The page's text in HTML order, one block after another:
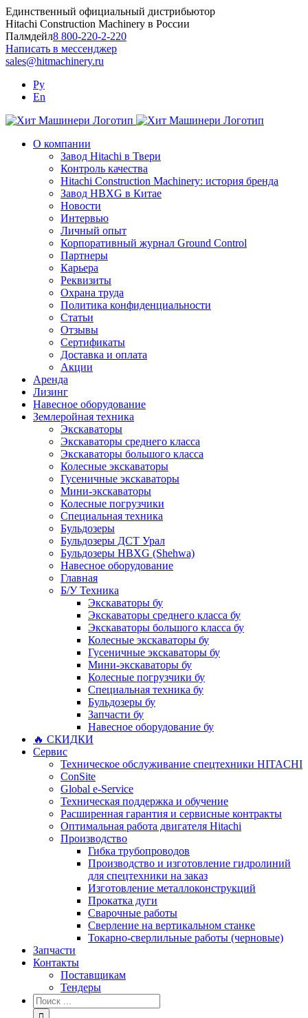
Skip
to
content
Единственный официальный дистрибьютор
Hitachi Construction Machinery в России
Палмдейл8 800-220-2-220
Написать в мессенджер
sales@hitmachinery.ru
Ру
En
О компании
Завод Hitachi в Твери
Контроль качества
Hitachi Construction Machinery: история бренда
Завод HBXG в Китае
Новости
Интервью
Личный опыт
Корпоративный журнал Ground Control
Партнеры
Карьера
Реквизиты
Охрана труда
Политика конфиденциальности
Статьи
Отзывы
Сертификаты
Доставка и оплата
Акции
Аренда
Лизинг
Навесное оборудование
Землеройная техника
Экскаваторы
Экскаваторы среднего класса
Экскаваторы большого класса
Колесные экскаваторы
Гусеничные экскаваторы
Мини-экскаваторы
Колесные погрузчики
Специальная техника
Бульдозеры
Бульдозеры ДСТ Урал
Бульдозеры HBXG (Shehwa)
Навесное оборудование
Главная
Б/У Техника
Экскаваторы бу
Экскаваторы среднего класса бу
Экскаваторы большого класса бу
Колесные экскаваторы бу
Гусеничные экскаваторы бу
Мини-экскаваторы бу
Колесные погрузчики бу
Специальная техника бу
Бульдозеры бу
Запчасти бу
Навесное оборудование бу
🔥 СКИДКИ
Сервис
Техническое обслуживание спецтехники HITACHI
ConSite
Global e-Service
Техническая поддержка и обучение
Расширенная гарантия и сервисные контракты
Оптимальная работа двигателя Hitachi
Производство
Гибка трубопроводов
Производство и изготовление гидролиний
для спецтехники на заказ
Изготовление металлоконструкций
Прокатка дуги
Сварочные работы
Сверление на вертикальном станке
Токарно-сверлильные работы (черновые)
Запчасти
Контакты
Поставщикам
Тендеры
Результат
поиска: